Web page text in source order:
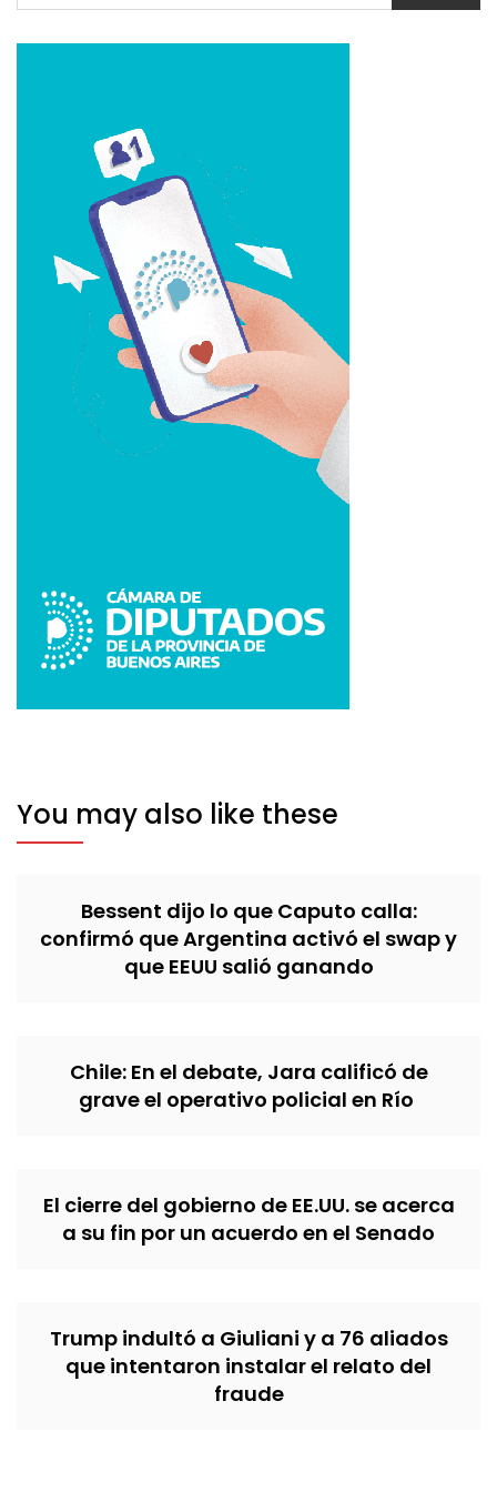
You may also like these
Bessent dijo lo que Caputo calla:
confirmó que Argentina activó el swap y
que EEUU salió ganando
Chile: En el debate, Jara calificó de
grave el operativo policial en Río
El cierre del gobierno de EE.UU. se acerca
a su fin por un acuerdo en el Senado
Trump indultó a Giuliani y a 76 aliados
que intentaron instalar el relato del
fraude